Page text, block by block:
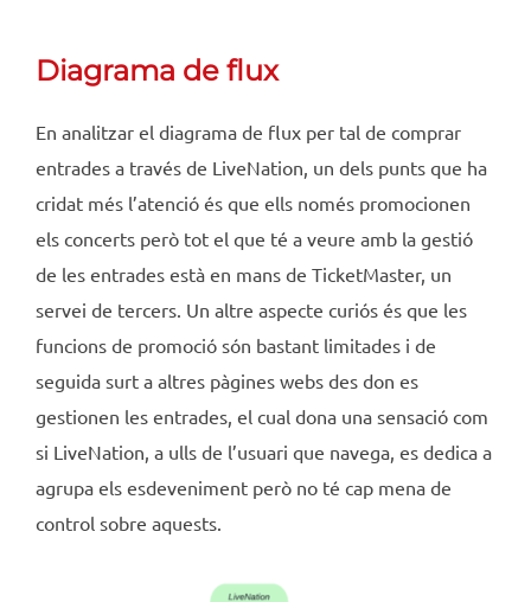
Diagrama de flux
En analitzar el diagrama de flux per tal de comprar
entrades a través de LiveNation, un dels punts que ha
cridat més l’atenció és que ells només promocionen
els concerts però tot el que té a veure amb la gestió
de les entrades està en mans de TicketMaster, un
servei de tercers. Un altre aspecte curiós és que les
funcions de promoció són bastant limitades i de
seguida surt a altres pàgines webs des don es
gestionen les entrades, el cual dona una sensació com
si LiveNation, a ulls de l’usuari que navega, es dedica a
agrupa els esdeveniment però no té cap mena de
control sobre aquests.